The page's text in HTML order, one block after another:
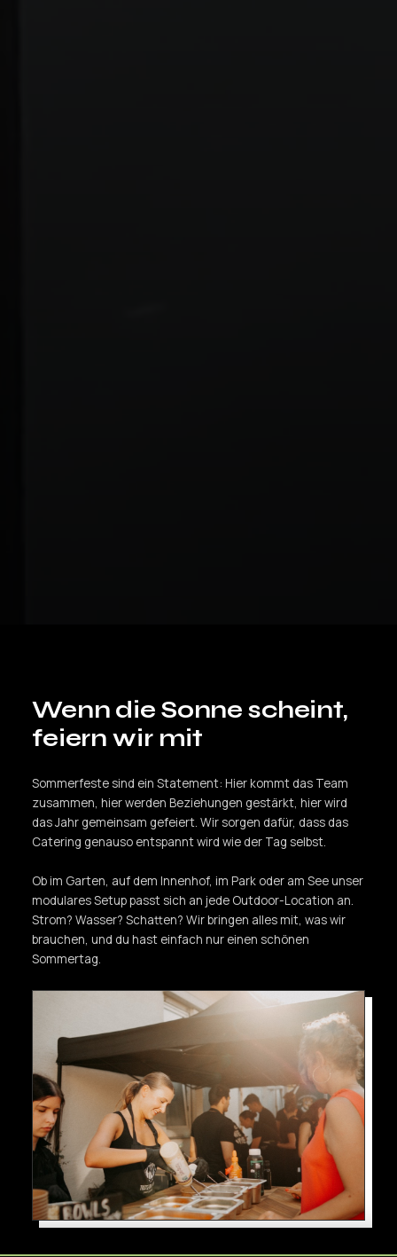
Wenn die Sonne scheint,
feiern wir mit
Sommerfeste sind ein Statement: Hier kommt das Team
zusammen, hier werden Beziehungen gestärkt, hier wird
das Jahr gemeinsam gefeiert. Wir sorgen dafür, dass das
Catering genauso entspannt wird wie der Tag selbst.
Ob im Garten, auf dem Innenhof, im Park oder am See unser
modulares Setup passt sich an jede Outdoor-Location an.
Strom? Wasser? Schatten? Wir bringen alles mit, was wir
brauchen, und du hast einfach nur einen schönen
Sommertag.